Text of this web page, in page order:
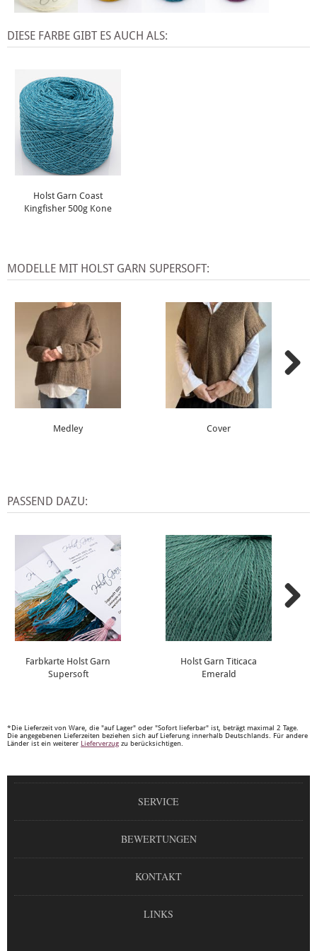
DIESE FARBE GIBT ES AUCH ALS:
Holst Garn Coast
Kingfisher 500g Kone
MODELLE MIT HOLST GARN SUPERSOFT:
Medley Cover
PASSEND DAZU:
Farbkarte Holst Garn
Supersoft
Holst Garn Titicaca
Emerald
*Die Lieferzeit von Ware, die "auf Lager" oder "Sofort lieferbar" ist, beträgt maximal 2 Tage.
Die angegebenen Lieferzeiten beziehen sich auf Lieferung innerhalb Deutschlands. Für andere
Länder ist ein weiterer Lieferverzug zu berücksichtigen.
SERVICE
BEWERTUNGEN
KONTAKT
LINKS